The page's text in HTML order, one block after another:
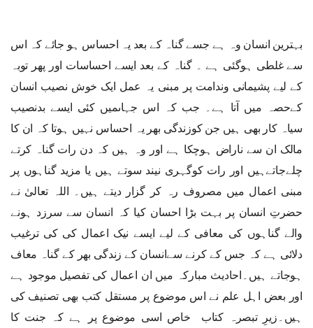
بہترین انسان وہ ہے جسے گناہ کے بعد یہ احساس ہو جائے کہ اس
سے غلطی ہوگئی ہے ۔ گناہ کے بعد ایسے احساسات اور پھر توبہ
کے لیے پشیمانی وندامت پر مبنی یہ عمل ایک خوش نصیب انسان
کےحصہ میں آتا ہے۔ جب کہ اس جہاںمیں کئی ایسے بدنصیب
سیاہ کار بھی ہیں جن کوزندگی بھر یہ احساس نہیں ہوتا کہ ان کا
مالک ان سے ناراض ہوچکا ہے اور وہ ہیں کہ دن رات گناہ کرتے
چلےجاتےہیں اور رات کوگہری نیند سوتے ہیں یا مزید گناہوں پر
مبنی اعمال میں مصروف رہ کر گزار دیتے ہیں۔ اللہ تعالیٰ نے
حضرتِ انسان پر بہت بڑا احسان کیا کہ انسان سے سرزد ہونے
والے گناہوں کی معافی کے لیے ایسے نیک اعمال کی کی ترغیب
دلائی ہے کہ جس کے کرنے سےانسان کے زندگی بھر کے گناہ معاف
ہوجاتے ہیں۔احادیث مبارکہ میں ان اعمال کی تفصیل موجود ہے
اور بعض اہل علم نے اس موضوع پر مستقل کتب بھی تصنیف کی
ہیں۔زیرِ تبصرہ کتاب خاص اسی موضوع پر ہے کہ جنت کا